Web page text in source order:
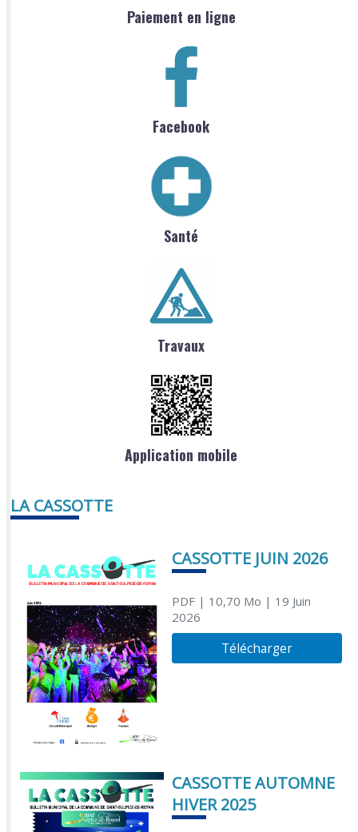
Paiement en ligne
Facebook
Santé
Travaux
Application mobile
LA CASSOTTE
CASSOTTE JUIN 2026
PDF| 10,70 Mo | 19 Juin
2026
Télécharger
CASSOTTE AUTOMNE
HIVER 2025